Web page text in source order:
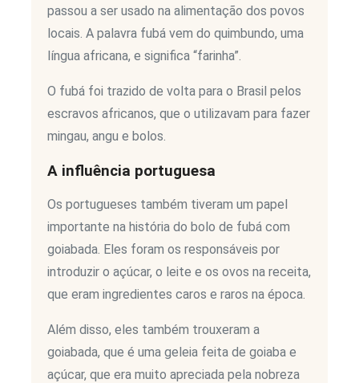
passou a ser usado na alimentação dos povos
locais. A palavra fubá vem do quimbundo, uma
língua africana, e significa “farinha”.
O fubá foi trazido de volta para o Brasil pelos
escravos africanos, que o utilizavam para fazer
mingau, angu e bolos.
A influência portuguesa
Os portugueses também tiveram um papel
importante na história do bolo de fubá com
goiabada. Eles foram os responsáveis por
introduzir o açúcar, o leite e os ovos na receita,
que eram ingredientes caros e raros na época.
Além disso, eles também trouxeram a
goiabada, que é uma geleia feita de goiaba e
açúcar, que era muito apreciada pela nobreza